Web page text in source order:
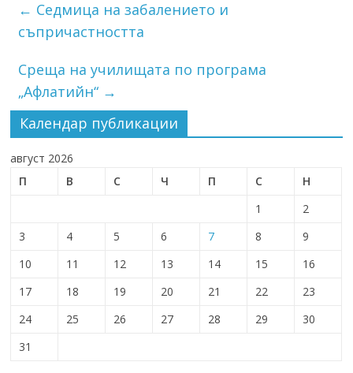
← Седмица на забалението и
съпричастността
Среща на училищата по програма
„Афлатийн“ →
Календар публикации
август 2026
П
В С Ч П С
Н
1
2
3
4 5 6 7 8
9
10
11 12 13 14 15
16
17
18 19 20 21 22
23
24
25 26 27 28 29
30
31